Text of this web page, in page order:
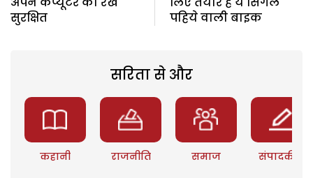
सुरक्षित
पहिये वाली बाइक
सरिता से और
कहानी राजनीति समाज संपादकीय